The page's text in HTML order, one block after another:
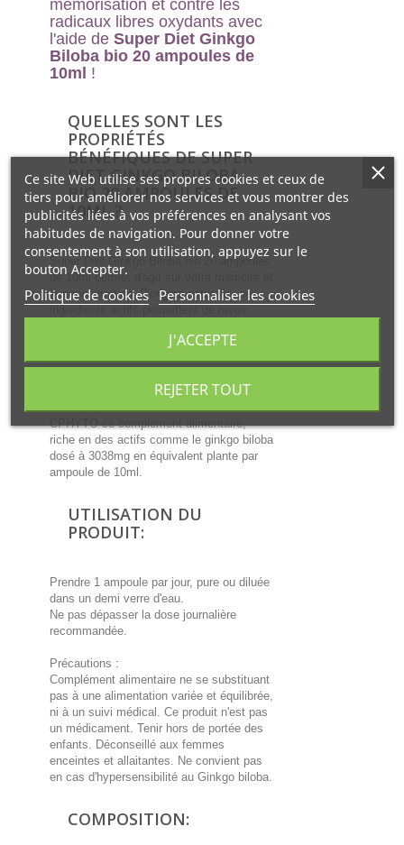
mémorisation et contre les
radicaux libres oxydants avec
l'aide de Super Diet Ginkgo
Biloba bio 20 ampoules de
10ml !
QUELLES SONT LES
PROPRIÉTÉS
BÉNÉFIQUES DE SUPER
DIET GINKGO BILOBA
BIO 20 AMPOULES DE
10ML ?
Super Diet Ginkgo Biloba bio 20 ampoules
de 10ml permet d'agir sur votre mémoire et
la concentration. D'origine naturelle, ses
d'améliorer la lutte contre les problèmes de
mémorisation et contre les radicaux libres
est l'activité première de Super Diet qui
vous propose en collaboration avec
CPHYTO ce complément alimentaire,
riche en des actifs comme le ginkgo biloba
dosé à 3038mg en équivalent plante par
ampoule de 10ml.
UTILISATION DU
PRODUIT:
Prendre 1 ampoule par jour, pure ou diluée
dans un demi verre d'eau.
Ne pas dépasser la dose journalière
recommandée.
Précautions :
Complément alimentaire ne se substituant
pas à une alimentation variée et équilibrée,
ni à un suivi médical. Ce produit n'est pas
un médicament. Tenir hors de portée des
enfants. Déconseillé aux femmes
enceintes et allaitantes. Ne convient pas
en cas d'hypersensibilité au Ginkgo biloba.
COMPOSITION:
Ce site Web utilise ses propres cookies et ceux de
tiers pour améliorer nos services et vous montrer des
publicités liées à vos préférences en analysant vos
habitudes de navigation. Pour donner votre
consentement à son utilisation, appuyez sur le
bouton Accepter.
Politique de cookies Personnaliser les cookies
REJETER TOUT
J'ACCEPTE